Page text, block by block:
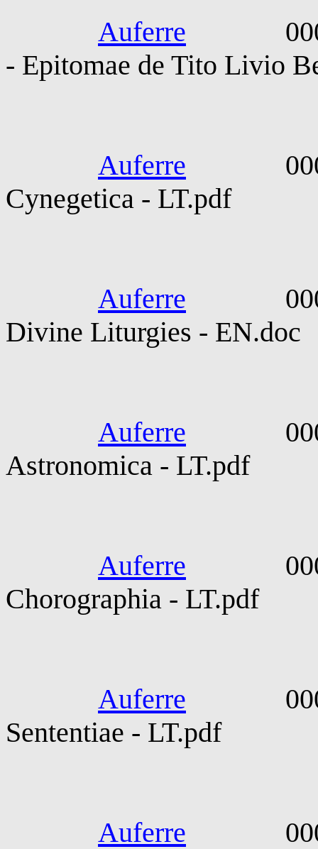
Auferre 0000-
- Epitomae de Tito Livio
Auferre 0000-
Cynegetica - LT.pdf
Auferre 0000-
Divine Liturgies - EN.doc
Auferre 0000-
Astronomica - LT.pdf
Auferre 0000-
Chorographia - LT.pdf
Auferre 0000-
Sententiae - LT.pdf
Auferre 0000-